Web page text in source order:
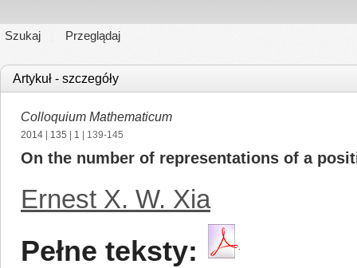
Szukaj Przeglądaj
Artykuł - szczegóły
Colloquium Mathematicum
2014 135 1 | 139-145
On the number of representations of a
Ernest X. W. Xia
Pełne teksty: